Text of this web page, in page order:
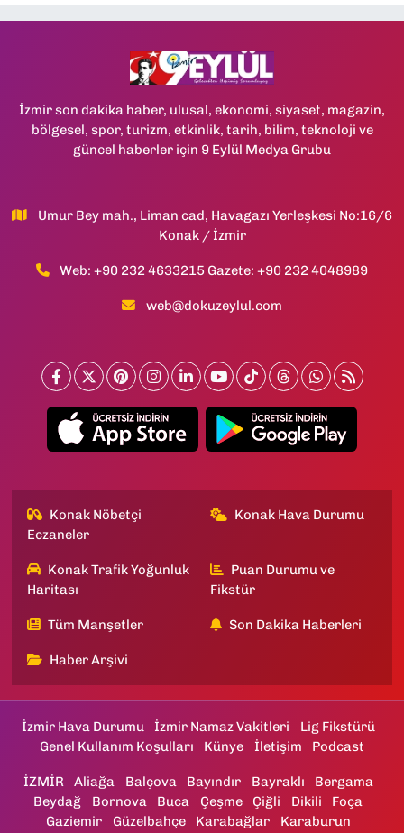
İzmir son dakika haber, ulusal, ekonomi, siyaset, magazin,
bölgesel, spor, turizm, etkinlik, tarih, bilim, teknoloji ve
güncel haberler için 9 Eylül Medya Grubu
Umur Bey mah., Liman cad, Havagazı Yerleşkesi No:16/6
Konak / İzmir
Web: +90 232 4633215 Gazete: +90 232 4048989
web@dokuzeylul.com
Konak Nöbetçi
Eczaneler
Konak Hava Durumu
Konak Trafik Yoğunluk
Haritası
Puan Durumu ve
Fikstür
Tüm Manşetler Son Dakika Haberleri
Haber Arşivi
İzmir Hava Durumu İzmir Namaz Vakitleri
Lig Fikstürü
Genel Kullanım Koşulları
Künye İletişim Podcast
İZMİR Aliağa Balçova Bayındır Bayraklı
Bergama
Beydağ
Bornova Buca Çeşme Çiğli Dikili
Foça
Gaziemir
Güzelbahçe Karabağlar Karaburun